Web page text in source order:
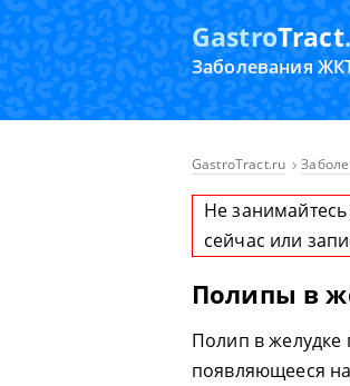
GastroTract
Заболевания
GastroTract.ru
Не
сейчас или
Полипы в
Полип в желудке
появляющееся